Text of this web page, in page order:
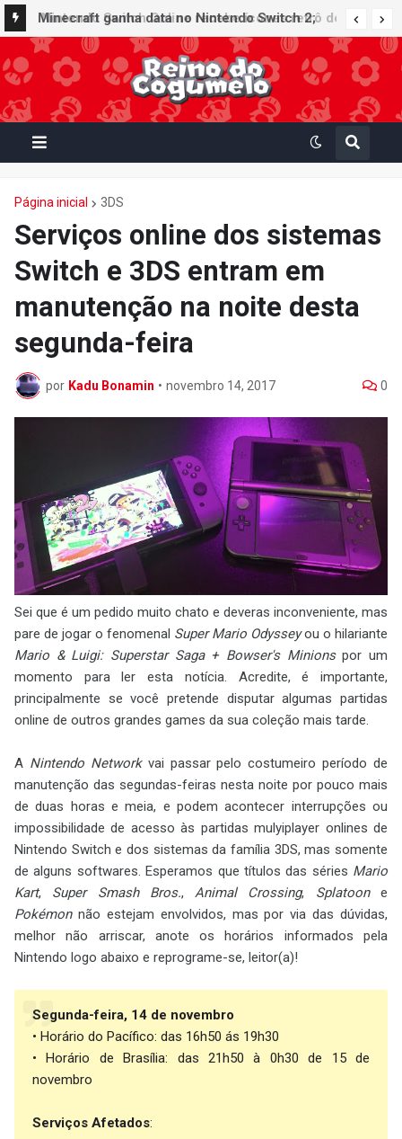
Minecraft ganha data no Nintendo Switch 2;
Super Mario Mash-Up receberá atualização
gráfica exclusiva
Nintendo Switch Online recebe ícones retrô de
Mario Paint (SNES) e Mario Kart: Super Circuit
(GBA)
Página inicial 3DS
Serviços online dos sistemas
Switch e 3DS entram em
manutenção na noite desta
segunda-feira
por Kadu Bonamin • novembro 14, 2017 0
Sei que é um pedido muito chato e deveras inconveniente, mas
pare de jogar o fenomenal Super Mario Odysseyou o hilariante
Mario & Luigi: Superstar Saga + Bowser's Minionspor um
momento para ler esta notícia. Acredite, é importante,
principalmente se você pretende disputar algumas partidas
online de outros grandes games da sua coleção mais tarde.
A Nintendo Networkvai passar pelo costumeiro período de
manutenção das segundas-feiras nesta noite por pouco mais
de duas horas e meia, e podem acontecer interrupções ou
impossibilidade de acesso às partidas mulyiplayer onlines de
Nintendo Switch e dos sistemas da família 3DS, mas somente
de alguns softwares. Esperamos que títulos das séries Mario
Kart, Super Smash Bros., Animal Crossing, Splatoone
Pokémonnão estejam envolvidos, mas por via das dúvidas,
melhor não arriscar, anote os horários informados pela
Nintendo logo abaixo e reprograme-se, leitor(a)!
Segunda-feira, 14 de novembro
• Horário do Pacífico: das 16h50 ás 19h30
• Horário de Brasília: das 21h50 à 0h30 de 15 de
novembro
Serviços Afetados: